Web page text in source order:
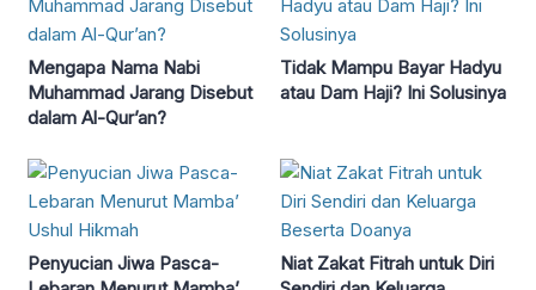
Mengapa Nama Nabi
Muhammad Jarang Disebut
dalam Al-Qur’an?
Tidak Mampu Bayar Hadyu
atau Dam Haji? Ini Solusinya
Penyucian Jiwa Pasca-
Niat Zakat Fitrah untuk Diri